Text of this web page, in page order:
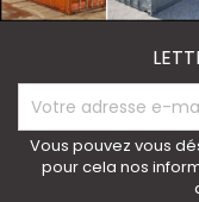
Vous pouvez vous
pour cela nos